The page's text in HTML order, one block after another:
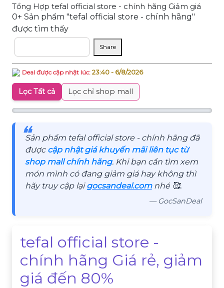
Tổng Hợp tefal official store - chính hãng Giảm giá
0+ Sản phẩm "tefal official store - chính hãng"
được tìm thấy
Share
Deal được cập nhật lúc:23:40 - 6/8/2026
Lọc Tất cả Lọc chỉ shop mall
❝
Sản phẩm tefal official store - chính hãng đã
được cập nhật giá khuyến mãi liên tục từ
shop mall chính hãng. Khi bạn cần tìm xem
món mình có đang giảm giá hay không thì
hãy truy cập lạigocsandeal.comnhé 🥰.
— GocSanDeal
tefal official store -
chính hãng Giá rẻ, giảm
giá đến 80%